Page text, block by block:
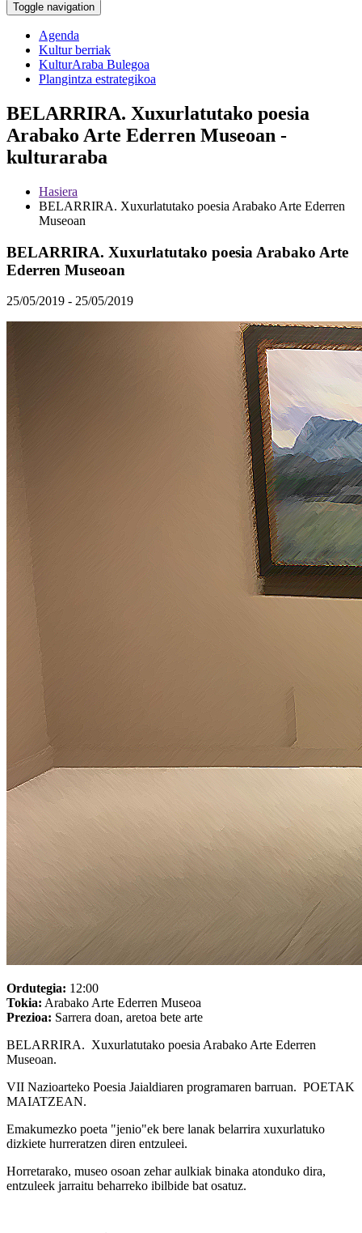
Toggle navigation
Agenda
Kultur berriak
KulturAraba Bulegoa
Plangintza estrategikoa
BELARRIRA. Xuxurlatutako poesia
Arabako Arte Ederren Museoan -
kulturaraba
Hasiera
BELARRIRA. Xuxurlatutako poesia Arabako Arte Ederren
Museoan
BELARRIRA. Xuxurlatutako poesia Arabako Arte
Ederren Museoan
25/05/2019 - 25/05/2019
Ordutegia: 12:00
Tokia: Arabako Arte Ederren Museoa
Prezioa: Sarrera doan, aretoa bete arte
BELARRIRA. Xuxurlatutako poesia Arabako Arte Ederren
Museoan.
VII Nazioarteko Poesia Jaialdiaren programaren barruan. POETAK
MAIATZEAN.
Emakumezko poeta "jenio"ek bere lanak belarrira xuxurlatuko
dizkiete hurreratzen diren entzuleei.
Horretarako, museo osoan zehar aulkiak binaka atonduko dira,
entzuleek jarraitu beharreko ibilbide bat osatuz.